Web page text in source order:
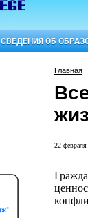
СВЕДЕНИЯ ОБ
Главная
22 февраля